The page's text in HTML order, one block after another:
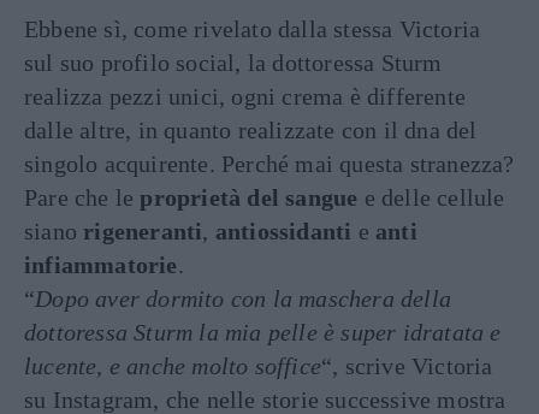
Ebbene sì, come rivelato dalla stessa Victoria
sul suo profilo social, la dottoressa Sturm
realizza pezzi unici, ogni crema è differente
dalle altre, in quanto realizzate con il dna del
singolo acquirente. Perché mai questa stranezza?
Pare che leproprietà del sangue e delle cellule
siano rigeneranti, antiossidanti e anti
infiammatorie.
“Dopo aver dormito con la maschera della
dottoressa Sturm la mia pelle è super idratata e
lucente, e anche molto soffice“, scrive Victoria
su Instagram, che nelle storie successive mostra